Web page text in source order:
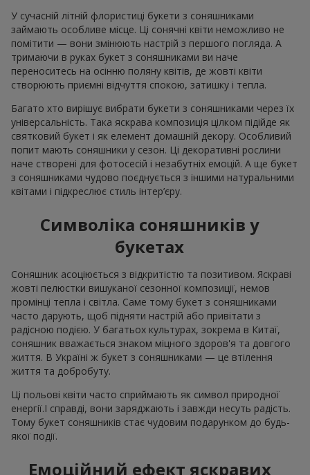
У сучасній літній флористиці букети з соняшниками
займають особливе місце. Ці сонячні квіти неможливо не
помітити — вони змінюють настрій з першого погляда. А
тримаючи в руках букет з соняшниками ви наче
переноситесь на осінню поляну квітів, де жовті квіти
створюють приємні відчуття спокою, затишку і тепла.
Багато хто вирішує вибрати букети з соняшниками через їх
універсальність. Така яскрава композиція цілком підійде як
святковий букет і як елемент домашній декору. Особливий
попит мають соняшники у сезон. Ці декоративні рослини
наче створені для фотосесій і незабутніх емоцій. А ще букет
з соняшниками чудово поєднується з іншими натуральними
квітами і підкреслює стиль інтер’єру.
Символіка соняшників у
букетах
Соняшник асоціюється з відкритістю та позитивом. Яскраві
жовті пелюстки вишуканої сезонної композиції, немов
промінці тепла і світла. Саме тому букет з соняшниками
часто дарують, щоб підняти настрій або привітати з
радісною подією. У багатьох культурах, зокрема в Китаї,
соняшник вважається знаком міцного здоров'я та довгого
життя. В Україні ж букет з соняшниками — це втілення
життя та добробуту.
Ці польові квіти часто сприймають як символ природної
енергії.І справді, вони заряджають і завжди несуть радість.
Тому букет соняшників стає чудовим подарунком до будь-
якої події.
Емоційний ефект яскравих